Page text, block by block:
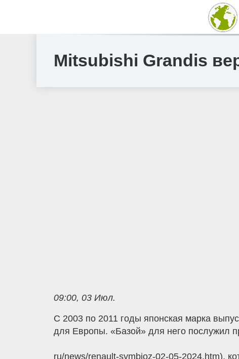
Mitsubishi Grandis
09:00, 03 Июл.
С 2003 по 2011 годы японская марка
для Европы. «Базой» для него послужил
ru/news/renault-symbioz-02-05-2024.htm),